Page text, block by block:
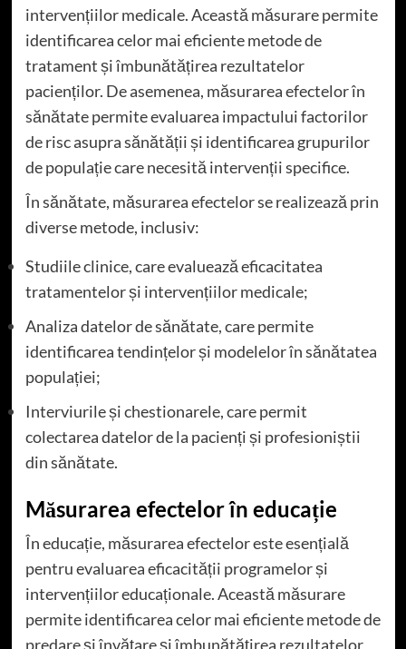
intervențiilor medicale. Această măsurare permite
identificarea celor mai eficiente metode de
tratament și îmbunătățirea rezultatelor
pacienților. De asemenea, măsurarea efectelor în
sănătate permite evaluarea impactului factorilor
de risc asupra sănătății și identificarea grupurilor
de populație care necesită intervenții specifice.
În sănătate, măsurarea efectelor se realizează prin
diverse metode, inclusiv:
Studiile clinice, care evaluează eficacitatea
tratamentelor și intervențiilor medicale;
Analiza datelor de sănătate, care permite
identificarea tendințelor și modelelor în sănătatea
populației;
Interviurile și chestionarele, care permit
colectarea datelor de la pacienți și profesioniștii
din sănătate.
Măsurarea efectelor în educație
În educație, măsurarea efectelor este esențială
pentru evaluarea eficacității programelor și
intervențiilor educaționale. Această măsurare
permite identificarea celor mai eficiente metode de
predare și învățare și îmbunătățirea rezultatelor